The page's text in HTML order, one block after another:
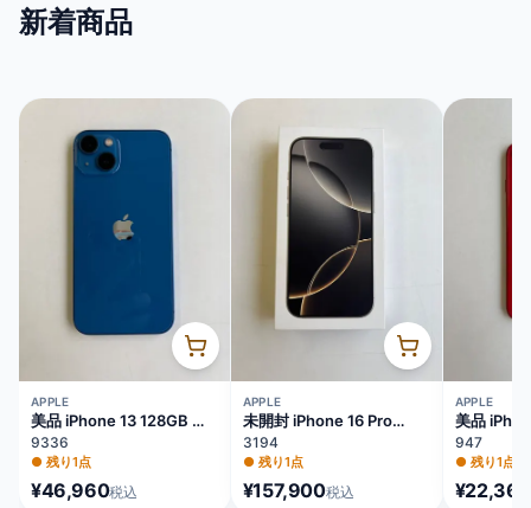
新着商品
APPLE
美品 iPhone 13 128GB ブ
ルー バッテリー84%
MLNG3J/A
9336
● 残り1点
¥46,960税込
APPLE
未開封 iPhone 16 Pro
128GB ナチュラルチタニ
ウム バッテリー100%
MYMY3J/A
3194
● 残り1点
¥157,900税込
APPLE
美品
64GB レ
81%
947
● 残り1点
¥22,360